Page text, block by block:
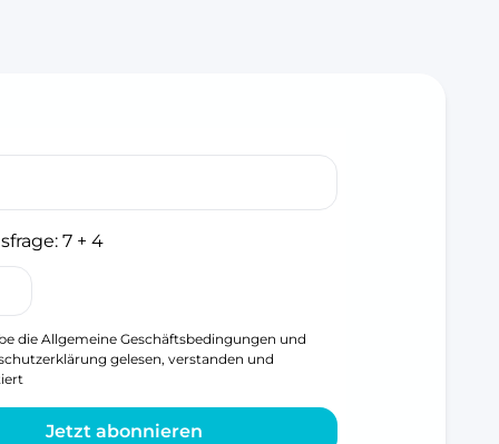
7 + 4
die Allgemeine Geschäftsbedingungen und
gelesen, verstanden und
Jetzt abonnieren